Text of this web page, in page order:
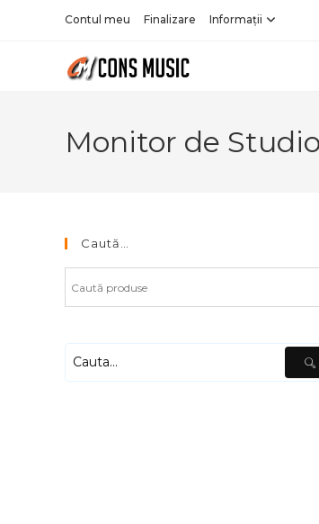
Contul meu Finalizare Informații
Monitor de
Caută…